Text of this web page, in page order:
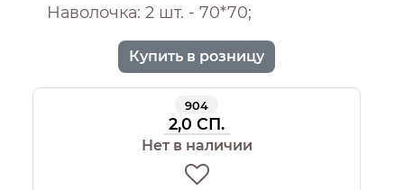
Наволочка: 2 шт. - 70*70;
Купить в розницу
904
2,0 СП.
Нет в наличии